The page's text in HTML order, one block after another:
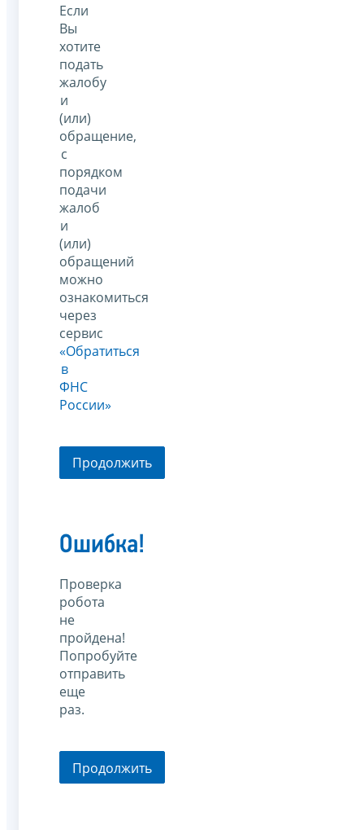
Если
Вы
хотите
подать
жалобу
и
(или)
обращение,
с
порядком
подачи
жалоб
и
(или)
обращений
можно
ознакомиться
через
сервис
«Обратиться
в
ФНС
России»
Продолжить
Ошибка!
Проверка
робота
не
пройдена!
Попробуйте
отправить
еще
раз.
Продолжить